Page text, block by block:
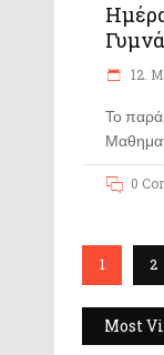
12.
Το
0
1 2
Most